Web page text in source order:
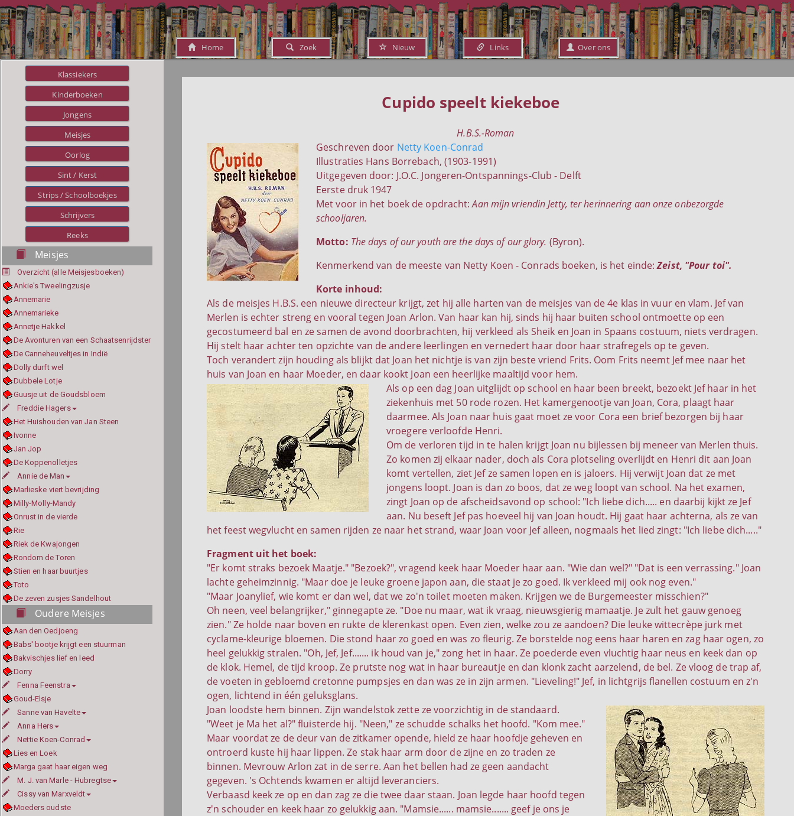
Home Zoek Nieuw Links Over ons
Klassiekers
Kinderboeken
Jongens
Meisjes
Oorlog
Sint / Kerst
Strips / Schoolboekjes
Schrijvers
Reeks
Meisjes
Overzicht (alle Meisjesboeken)
Ankie's Tweelingzusje
Annemarie
Annemarieke
Annetje Hakkel
De Avonturen van een Schaatsenrijdster
De Canneheuveltjes in Indië
Dolly durft wel
Dubbele Lotje
Guusje uit de Goudsbloem
Freddie Hagers
Het Huishouden van Jan Steen
Ivonne
Jan Jop
De Koppenolletjes
Annie de Man
Marlieske viert bevrijding
Milly-Molly-Mandy
Onrust in de vierde
Rie
Riek de Kwajongen
Rondom de Toren
Stien en haar buurtjes
Toto
De zeven zusjes Sandelhout
Oudere Meisjes
Aan den Oedjoeng
Babs' bootje krijgt een stuurman
Bakvischjes lief en leed
Dorry
Fenna Feenstra
Goud-Elsje
Sanne van Havelte
Anna Hers
Nettie Koen-Conrad
Lies en Loek
Marga gaat haar eigen weg
M. J. van Marle - Hubregtse
Cissy van Marxveldt
Moeders oudste
Cupido speelt kiekeboe
H.B.S.-Roman
Geschreven door Netty Koen-Conrad
Illustraties Hans Borrebach, (1903-1991)
Uitgegeven door: J.O.C. Jongeren-Ontspannings-Club - Delft
Eerste druk 1947
Met voor in het boek de opdracht:Aan mijn vriendin Jetty, ter herinnering aan onze onbezorgde
schooljaren.
Motto: The days of our youth are the days of our glory. (Byron).
Kenmerkend van de meeste van Netty Koen - Conrads boeken, is het einde:Zeist, "Pour toi".
Korte inhoud:
Als de meisjes H.B.S. een nieuwe directeur krijgt, zet hij alle harten van de meisjes van de 4e klas in vuur en vlam. Jef van
Merlen is echter streng en vooral tegen Joan Arlon. Van haar kan hij, sinds hij haar buiten school ontmoette op een
gecostumeerd bal en ze samen de avond doorbrachten, hij verkleed als Sheik en Joan in Spaans costuum, niets verdragen.
Hij stelt haar achter ten opzichte van de andere leerlingen en vernedert haar door haar strafregels op te geven.
Toch verandert zijn houding als blijkt dat Joan het nichtje is van zijn beste vriend Frits. Oom Frits neemt Jef mee naar het
huis van Joan en haar Moeder, en daar kookt Joan een heerlijke maaltijd voor hem.
Als op een dag Joan uitglijdt op school en haar been breekt, bezoekt Jef haar in het
ziekenhuis met 50 rode rozen. Het kamergenootje van Joan, Cora, plaagt haar
daarmee. Als Joan naar huis gaat moet ze voor Cora een brief bezorgen bij haar
vroegere verloofde Henri.
Om de verloren tijd in te halen krijgt Joan nu bijlessen bij meneer van Merlen thuis.
Zo komen zij elkaar nader, doch als Cora plotseling overlijdt en Henri dit aan Joan
komt vertellen, ziet Jef ze samen lopen en is jaloers. Hij verwijt Joan dat ze met
jongens loopt. Joan is dan zo boos, dat ze weg loopt van school. Na het examen,
zingt Joan op de afscheidsavond op school: "Ich liebe dich..... en daarbij kijkt ze Jef
aan. Nu beseft Jef pas hoeveel hij van Joan houdt. Hij gaat haar achterna, als ze van
het feest wegvlucht en samen rijden ze naar het strand, waar Joan voor Jef alleen, nogmaals het lied zingt: "Ich liebe dich....."
Fragment uit het boek:
"Er komt straks bezoek Maatje." "Bezoek?", vragend keek haar Moeder haar aan. "Wie dan wel?" "Dat is een verrassing." Joan
lachte geheimzinnig. "Maar doe je leuke groene japon aan, die staat je zo goed. Ik verkleed mij ook nog even."
"Maar Joanylief, wie komt er dan wel, dat we zo'n toilet moeten maken. Krijgen we de Burgemeester misschien?"
Oh neen, veel belangrijker," ginnegapte ze. "Doe nu maar, wat ik vraag, nieuwsgierig mamaatje. Je zult het gauw genoeg
zien." Ze holde naar boven en rukte de klerenkast open. Even zien, welke zou ze aandoen? Die leuke wittecrèpe jurk met
cyclame-kleurige bloemen. Die stond haar zo goed en was zo fleurig. Ze borstelde nog eens haar haren en zag haar ogen, zo
heel gelukkig stralen. "Oh, Jef, Jef....... ik houd van je," zong het in haar. Ze poederde even vluchtig haar neus en keek dan op
de klok. Hemel, de tijd kroop. Ze prutste nog wat in haar bureautje en dan klonk zacht aarzelend, de bel. Ze vloog de trap af,
de voeten in gebloemd cretonne pumpsjes en dan was ze in zijn armen. "Lieveling!" Jef, in lichtgrijs flanellen costuum en z'n
ogen, lichtend in één geluksglans.
Joan loodste hem binnen. Zijn wandelstok zette ze voorzichtig in de standaard.
"Weet je Ma het al?" fluisterde hij. "Neen," ze schudde schalks het hoofd. "Kom mee."
Maar voordat ze de deur van de zitkamer opende, hield ze haar hoofdje geheven en
ontroerd kuste hij haar lippen. Ze stak haar arm door de zijne en zo traden ze
binnen. Mevrouw Arlon zat in de serre. Aan het bellen had ze geen aandacht
gegeven. 's Ochtends kwamen er altijd leveranciers.
Verbaasd keek ze op en dan zag ze die twee daar staan. Joan legde haar hoofd tegen
z'n schouder en keek haar zo gelukkig aan. "Mamsie...... mamsie....... geef je ons je